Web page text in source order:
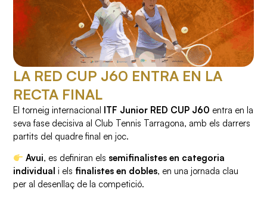
LA RED CUP J60 ENTRA EN LA
RECTA FINAL
El torneig internacional ITF Junior RED CUP J60 entra en la
seva fase decisiva al Club Tennis Tarragona, amb els darrers
partits del quadre final en joc.
Avui, es definiran els semifinalistes en categoria
individual i els finalistes en dobles, en una jornada clau
per al desenllaç de la competició.